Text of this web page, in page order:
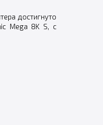
достигнуто
Mega 8K S, с